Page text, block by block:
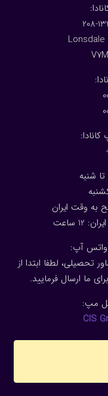
208-
Lonsdale
شنبه
1
2 ساعت
واتس آپ:
لطفا ابتدا از
ما ارسال فرمایید.
مپ:
CIS